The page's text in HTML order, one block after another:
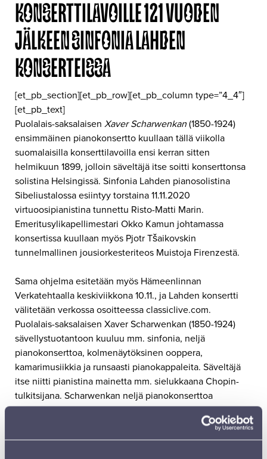
KONSERTTILAVOILLE 121 VUODEN
JÄLKEEN SINFONIA LAHDEN
KONSERTEISSA
[et_pb_section][et_pb_row][et_pb_column type=”4_4″]
[et_pb_text]
Puolalais-saksalaisen Xaver Scharwenkan(1850-1924)
ensimmäinen pianokonsertto kuullaan tällä viikolla
suomalaisilla konserttilavoilla ensi kerran sitten
helmikuun 1899, jolloin säveltäjä itse soitti konserttonsa
solistina Helsingissä. Sinfonia Lahden pianosolistina
Sibeliustalossa esiintyy torstaina 11.11.2020
virtuoosipianistina tunnettu Risto-Matti Marin.
Emeritusylikapellimestari Okko Kamun johtamassa
konsertissa kuullaan myös Pjotr Tšaikovskin
tunnelmallinen jousiorkesteriteos Muistoja Firenzestä.
Sama ohjelma esitetään myös Hämeenlinnan
Verkatehtaalla keskiviikkona 10.11., ja Lahden konsertti
välitetään verkossa osoitteessa classiclive.com.
Puolalais-saksalaisen Xaver Scharwenkan (1850-1924)
sävellystuotantoon kuuluu mm. sinfonia, neljä
pianokonserttoa, kolmenäytöksinen ooppera,
kamarimusiikkia ja runsaasti pianokappaleita. Säveltäjä
itse niitti pianistina mainetta mm. sielukkaana Chopin-
tulkitsijana. Scharwenkan neljä pianokonserttoa
unohtuivat pian hänen kuolemansa jälkeen, kunnes
vihdoin vuonna 1968 Earl Wild levytti menestyksekkäästi
ensimmäisen konserton. Scharwenkan nimi alkoi tulla